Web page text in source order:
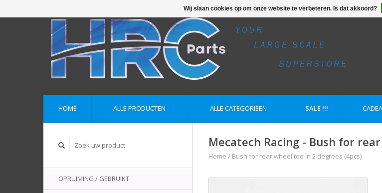
HOME ALLE PRODUCTEN ALLE CATEGORIEËN SALE !!!
OPRUIMING / GEBRUIKT
Mecatech Racing - Bush for
Home / Bush for rear wheel toe in 2 degrees (4pcs)
Wij slaan cookies op om onze website te verbeteren. Is dat akkoord?